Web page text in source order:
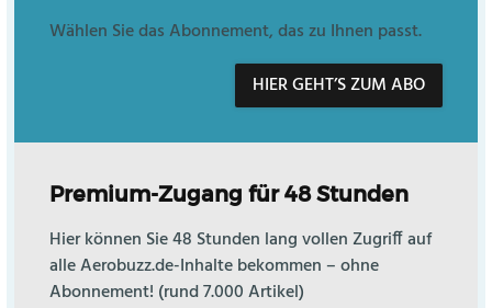
Wählen Sie das Abonnement, das zu Ihnen passt.
HIER GEHT’S ZUM ABO
Premium-Zugang für 48 Stunden
Hier können Sie 48 Stunden lang vollen Zugriff auf
alle Aerobuzz.de-Inhalte bekommen – ohne
Abonnement! (rund 7.000 Artikel)